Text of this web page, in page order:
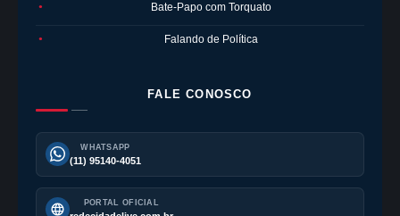
● Bate-Papo com Torquato
● Falando de Política
FALE CONOSCO
WHATSAPP
(11) 95140-4051
PORTAL OFICIAL